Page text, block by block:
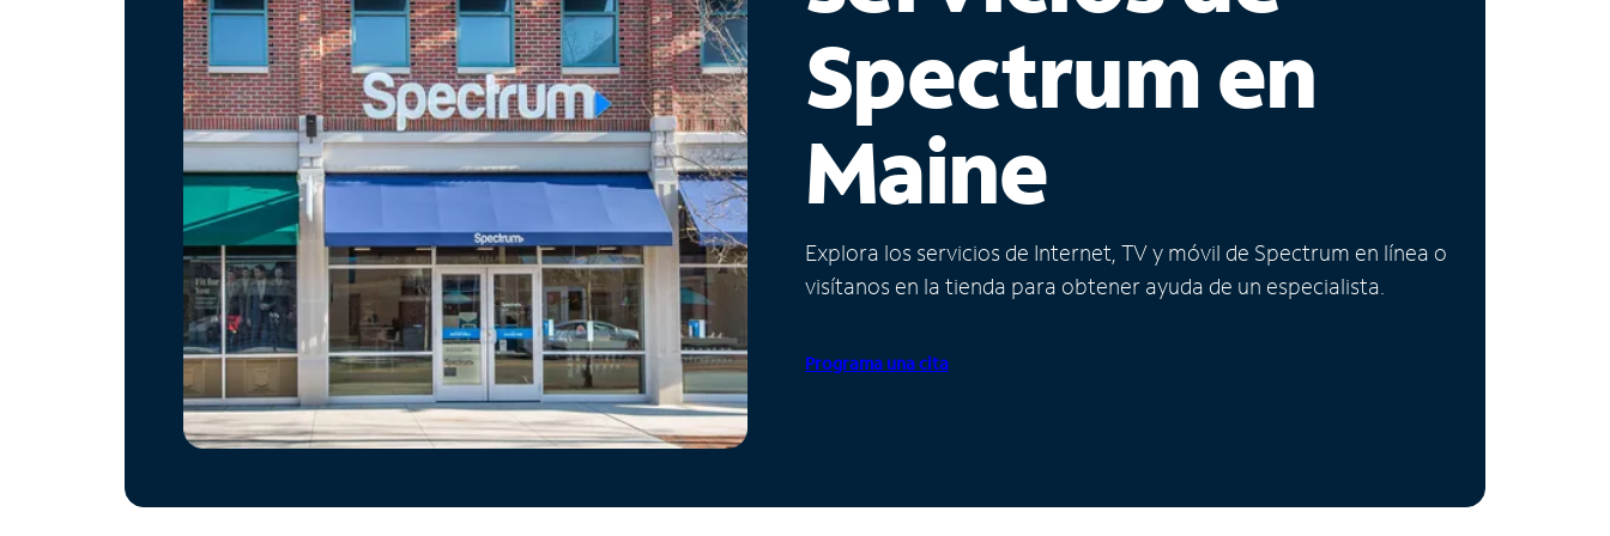
Spectrum en
Maine
Explora los servicios de Internet, TV y móvil de Spectrum en línea o
visítanos en la tienda para obtener ayuda de un especialista.
Programa una cita